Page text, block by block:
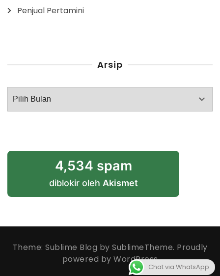
Penjual Pertamini
Arsip
Arsip
4,534 spam
diblokir oleh Akismet
Theme: Sublime Blog by SublimeTheme. Proudly
powered by WordPress
Chat via WhatsApp